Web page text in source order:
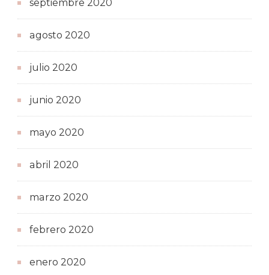
septiembre 2020
agosto 2020
julio 2020
junio 2020
mayo 2020
abril 2020
marzo 2020
febrero 2020
enero 2020